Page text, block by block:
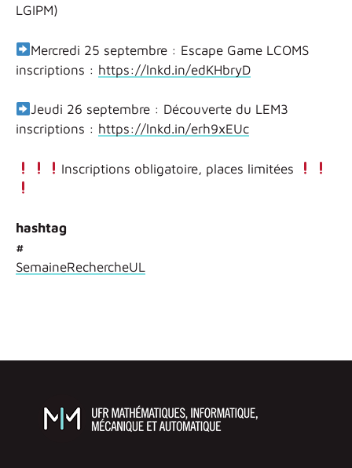
LGIPM)
Mercredi 25 septembre : Escape Game LCOMS
inscriptions : https://lnkd.in/edKHbryD
Jeudi 26 septembre : Découverte du LEM3
inscriptions : https://lnkd.in/erh9xEUc
Inscriptions obligatoire, places limitées
hashtag
#
SemaineRechercheUL